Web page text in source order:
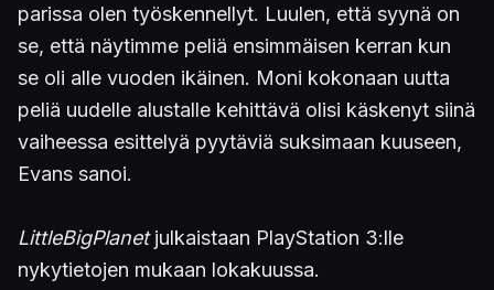
parissa olen työskennellyt. Luulen, että syynä on
se, että näytimme peliä ensimmäisen kerran kun
se oli alle vuoden ikäinen. Moni kokonaan uutta
peliä uudelle alustalle kehittävä olisi käskenyt siinä
vaiheessa esittelyä pyytäviä suksimaan kuuseen,
Evans sanoi.
LittleBigPlanetjulkaistaan PlayStation 3:lle
nykytietojen mukaan lokakuussa.